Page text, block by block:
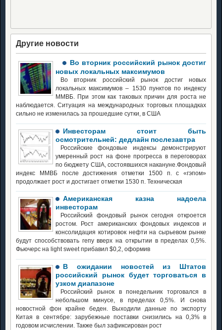
Другие новости
Во вторник российский рынок достиг
новых локальных максимумов
Во вторник российский рынок достиг новых
локальных максимумов – 1530 пунктов по индексу
ММВБ. При этом как таковых причин для роста не
наблюдается. Ситуация на международных торговых площадках
сильно не изменилась за прошедшие сутки, в США
Инвесторам стоит быть
осмотрительней: дедлайн послезавтра
Российские фондовые индексы демонстрируют
умеренный рост на фоне прогресса в переговорах
по бюджету США, состоявшихся накануне.Фондовый
индекс ММВБ после достижения отметки 1500 п. с «гэпом»
продолжает рост и достигает отметки 1530 п. Техническая
Американская казна надоела
инвесторам
Российский фондовый рынок сегодня откроется
ростом. Рост американских фондовых индексов и
консолидация котировок нефти на сырьевом рынке
будут способствовать гепу вверх на открытии в пределах 0,5%.
Фьючерс на light sweet прибавил $0,2, оформив
В ожидании новостей из Штатов
российский рынок будет торговаться в
узком диапазоне
Российский рынок в понедельник торговался в
небольшом минусе, в пределах 0,5%. И снова
новостной фон крайне беден. Выходили данные по экспорту
Китая в сентябре: зарубежные поставки снизились на 0,3% в
годовом исчислении. Также был зафиксирован рост